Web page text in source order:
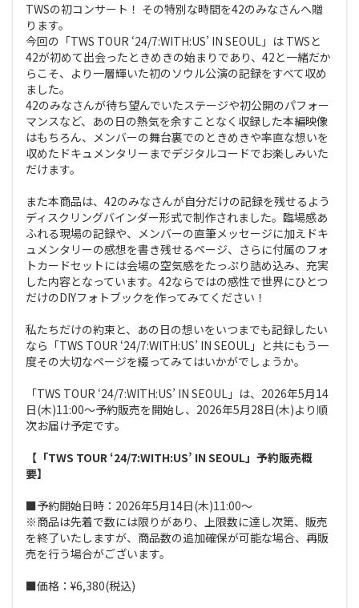
TWSの初コンサート！ その特別な時間を42のみなさんへ贈
ります。
今回の「TWS TOUR ‘24/7:WITH:US’ IN SEOUL」は TWSと
42が初めて出会ったときめきの始まりであり、42と一緒だか
らこそ、より一層輝いた初のソウル公演の記録をすべて収め
ました。
42のみなさんが待ち望んでいたステージや初公開のパフォー
マンスなど、あの日の熱気を余すことなく収録した本編映像
はもちろん、メンバーの舞台裏でのときめきや率直な想いを
収めたドキュメンタリーまでデジタルコードでお楽しみいた
だけます。
また本商品は、42のみなさんが自分だけの記録を残せるよう
ディスクリングバインダー形式で制作されました。臨場感あ
ふれる現場の記録や、メンバーの直筆メッセージに加えドキ
ュメンタリーの感想を書き残せるページ、さらに付属のフォ
トカードセットには会場の空気感をたっぷり詰め込み、充実
した内容となっています。42ならではの感性で世界にひとつ
だけのDIYフォトブックを作ってみてください！
私たちだけの約束と、あの日の想いをいつまでも記録したい
なら「TWS TOUR ‘24/7:WITH:US’ IN SEOUL」と共にもう一
度その大切なページを綴ってみてはいかがでしょうか。
「TWS TOUR ‘24/7:WITH:US’ IN SEOUL」は、2026年5月14
日(木)11:00～予約販売を開始し、2026年5月28日(木)より順
次お届け予定です。
【「TWS TOUR ‘24/7:WITH:US’ IN SEOUL」予約販売概
要】
■予約開始日時：2026年5月14日(木)11:00～
※商品は先着で数には限りがあり、上限数に達し次第、販売
を終了いたしますが、商品数の追加確保が可能な場合、再販
売を行う場合がございます。
■価格：¥6,380(税込)